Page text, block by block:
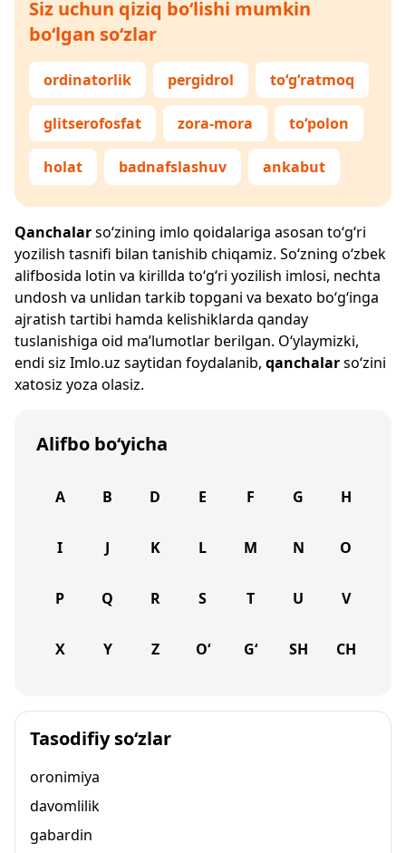
Siz uchun qiziq bo‘lishi mumkin
bo‘lgan so‘zlar
ordinatorlik pergidrol to‘g‘ratmoq
glitserofosfat zora-mora to‘polon
holat badnafslashuv ankabut
Qanchalarso‘zining imlo qoidalariga asosan to‘g‘ri
yozilish tasnifi bilan tanishib chiqamiz. So‘zning o‘zbek
alifbosida lotin va kirillda to‘g‘ri yozilish imlosi, nechta
undosh va unlidan tarkib topgani va bexato bo‘g‘inga
ajratish tartibi hamda kelishiklarda qanday
tuslanishiga oid ma’lumotlar berilgan. O‘ylaymizki,
endi siz Imlo.uz saytidan foydalanib, qanchalarso‘zini
xatosiz yoza olasiz.
Alifbo bo‘yicha
A B D E F G H
I J K L M N O
P Q R S T U V
X Y Z O‘ G‘ SH CH
Tasodifiy so‘zlar
oronimiya
davomlilik
gabardin